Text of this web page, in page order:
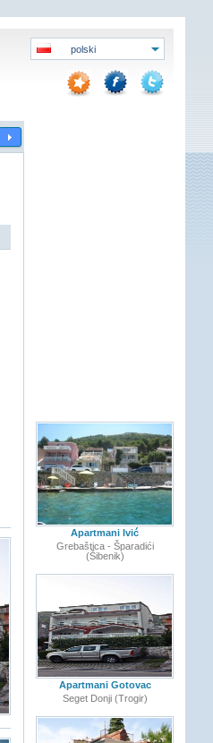
polski
Apartmani Ivić
Grebaštica - Šparadići
(Šibenik)
Apartmani Gotovac
Seget Donji (Trogir)